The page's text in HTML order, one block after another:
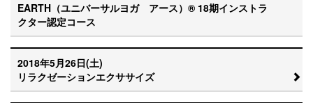
EARTH（ユニバーサルヨガ アース）® 18期インストラ
クター認定コース
2018年5月26日(土)
リラクゼーションエクササイズ